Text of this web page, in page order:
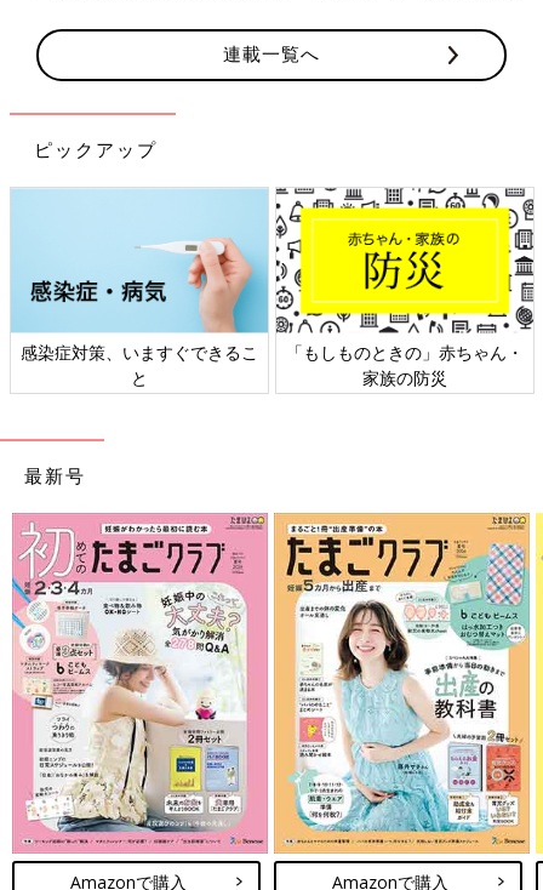
おかゆになるという粉末のです。腐らないし、量を加減できる
し、お湯の量によって固さを変えられるし、外食の時もそれを持
って行ってお湯やスープさえあればいつでも離乳食♪という感じ
でした」
こは粉末タイプを使ったり、カンタンに調理できる容器を使った
りしてるママ・パパが多かったです。
西松屋
で買った炊飯器で一緒に炊いておかゆが作れる容器で作
ったおかゆに野菜フレーク振りかけて混ぜただけでした。おかゆ
も小分けして冷凍・解凍するだけの日も。しまいにはご飯にみそ
汁の上澄みをぶっかけて食べさせたことも。上の子と自分用のう
どんを取り分けて細かく切って、野菜フレークかけただけなんて
「お粥は炊飯器で炊いて、製氷皿で冷凍。おかずは大人の味付け
前に取り出してきざむ。もともと味付けが苦手なので、カボチャ
やじゃがいもをただ潰して冷凍するのは楽しかったです」
赤ちゃんが食べるものだからこそ、市販品を使うのがいい！とい
う考え方も。
「海外だったのと時代もあったのでしょうが、今は大学生の息子
が赤ちゃんの頃は、離乳食は既製の物のものを使ったほうがいい
という小児科医に言われました。なので息子の離乳食はすべてフ
リーズドライやレトルト、瓶入りのものに。作るといってもイン
スタントのおかゆやパン粥を粉ミルクでといたぐらい息子は好き
嫌いもなくすくすく育ちました。日本だったら周りから怒られそ
うですね」
「離乳食ってこういうもの」という考え方も、時代や国によって
連載一覧へ
ピックアップ
感染症対策、いますぐできるこ
と
「もしものときの」赤ちゃん・
家族の防災
最新号
Amazonで購入 Amazonで購入